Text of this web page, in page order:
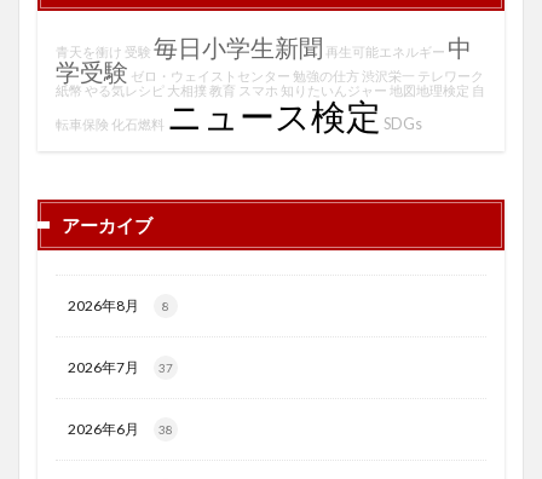
青天を衝け 受験 毎日小学生新聞 再生可能エネルギー 中
学受験 ゼロ・ウェイストセンター 勉強の仕方 渋沢栄一 テレワーク
紙幣 やる気レシピ 大相撲 教育 スマホ 知りたいんジャー 地図地理検定 自
転車保険 化石燃料 ニュース検定 SDGs
アーカイブ
2026年8月 8
2026年7月 37
2026年6月 38